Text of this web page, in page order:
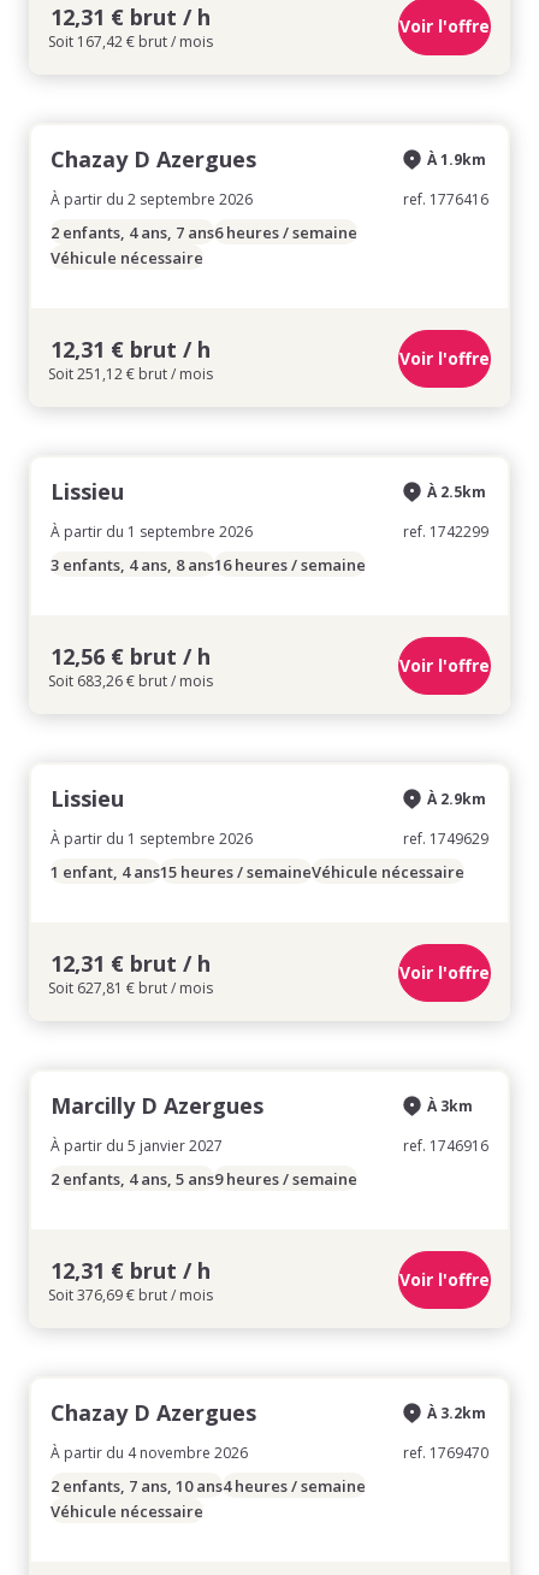
12,31 € brut / h
Soit 167,42 € brut / mois
Voir l'offre
Chazay D Azergues
À partir du 2 septembre 2026
À 1.9km
ref. 1776416
2 enfants, 4 ans, 7 ans6 heures / semaine
Véhicule nécessaire
12,31 € brut / h
Soit 251,12 € brut / mois
Voir l'offre
Lissieu
À partir du 1 septembre 2026
À 2.5km
ref. 1742299
3 enfants, 4 ans, 8 ans16 heures / semaine
12,56 € brut / h
Soit 683,26 € brut / mois
Voir l'offre
Lissieu
À partir du 1 septembre 2026
À 2.9km
ref. 1749629
1 enfant, 4 ans15 heures / semaineVéhicule nécessaire
12,31 € brut / h
Soit 627,81 € brut / mois
Voir l'offre
Marcilly D Azergues
À partir du 5 janvier 2027
À 3km
ref. 1746916
2 enfants, 4 ans, 5 ans9 heures / semaine
12,31 € brut / h
Soit 376,69 € brut / mois
Voir l'offre
Chazay D Azergues
À partir du 4 novembre 2026
À 3.2km
ref. 1769470
2 enfants, 7 ans, 10 ans4 heures / semaine
Véhicule nécessaire